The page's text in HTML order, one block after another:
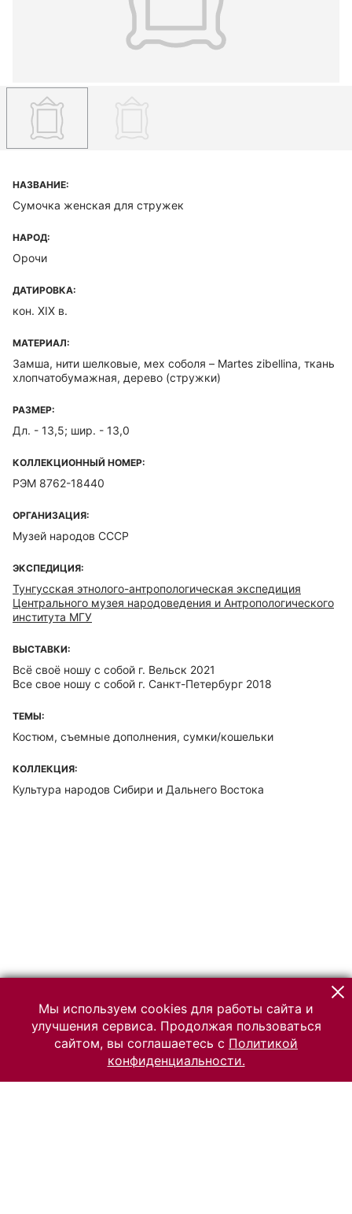
НАЗВАНИЕ:
Сумочка женская для стружек
НАРОД:
Орочи
ДАТИРОВКА:
кон. XIX в.
МАТЕРИАЛ:
Замша, нити шелковые, мех соболя – Martes zibellina, ткань
хлопчатобумажная, дерево (стружки)
РАЗМЕР:
Дл. - 13,5; шир. - 13,0
КОЛЛЕКЦИОННЫЙ НОМЕР:
РЭМ 8762-18440
ОРГАНИЗАЦИЯ:
Музей народов СССР
ЭКСПЕДИЦИЯ:
Тунгусская этнолого-антропологическая экспедиция
Центрального музея народоведения и Антропологического
института МГУ
ВЫСТАВКИ:
Всё своё ношу с собой г. Вельск 2021
Все свое ношу с собой г. Санкт-Петербург 2018
ТЕМЫ:
Костюм, съемные дополнения, сумки/кошельки
КОЛЛЕКЦИЯ:
Культура народов Сибири и Дальнего Востока
Мы используем cookies для работы сайта и
улучшения сервиса. Продолжая пользоваться
сайтом, вы соглашаетесь с Политикой
конфиденциальности.